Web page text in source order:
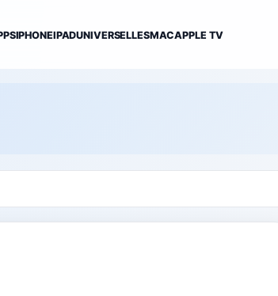
IPHONEIPADUNIVERSELLESMACAPPLE TV